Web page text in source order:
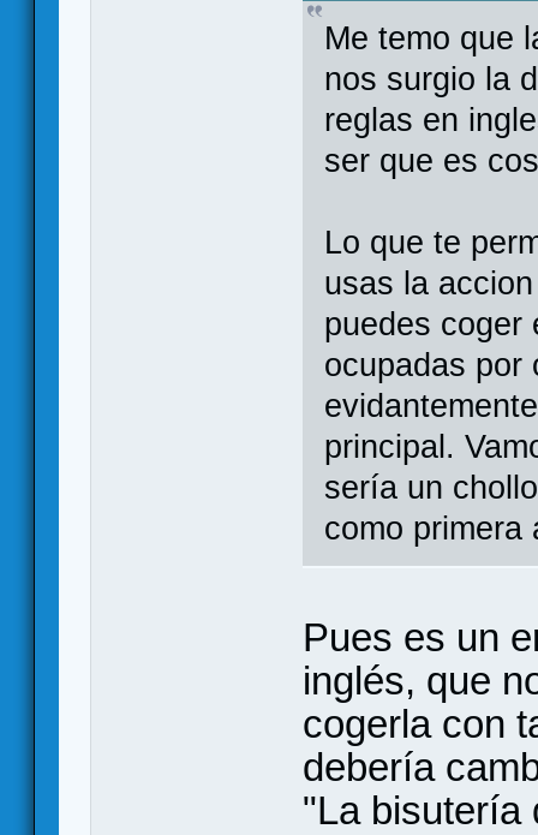
Me temo que
nos surgio la
reglas en
ser que es
Lo que te
usas la
puedes coger
ocupadas por
principal.
sería un
como primera
Pues es un
inglés, que
cogerla con
debería
"La